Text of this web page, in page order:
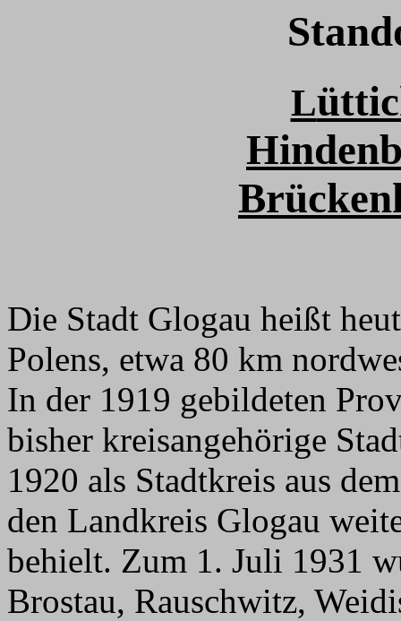
L
Die Stadt Glogau heißt
Polens, etwa 80 km
In der 1919 gebildeten
bisher kreisangehörige
1920 als Stadtkreis aus
den Landkreis Glogau
behielt. Zum 1. Juli 1931
Brostau, Rauschwitz,